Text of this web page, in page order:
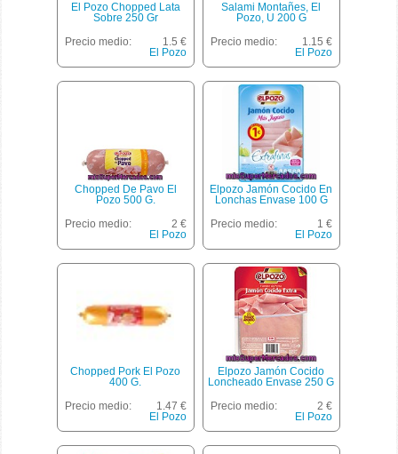
El Pozo Chopped Lata
Sobre 250 Gr
Precio medio:
1.5 €
El Pozo
Salami Montañes, El
Pozo, U 200 G
Precio medio:
1.15 €
El Pozo
Chopped De Pavo El
Pozo 500 G.
Precio medio:
2 €
El Pozo
Elpozo Jamón Cocido En
Lonchas Envase 100 G
Precio medio:
1 €
El Pozo
Chopped Pork El Pozo
400 G.
Precio medio:
1.47 €
El Pozo
Elpozo Jamón Cocido
Loncheado Envase 250 G
Precio medio:
2 €
El Pozo